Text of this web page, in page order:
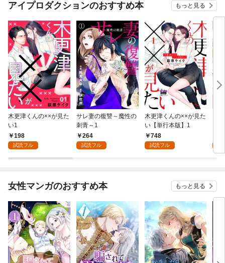
アイプロダクションのおすすめ本 もっと見る
木更津くんの××が見た
い1
198
試読フル
サレ妻の復讐～魔性の
刺青～1
264
試読フル
木更津くんの××が見た
い【単行本版】1
748
試読フル
女性マンガのおすすめ本 もっと見る